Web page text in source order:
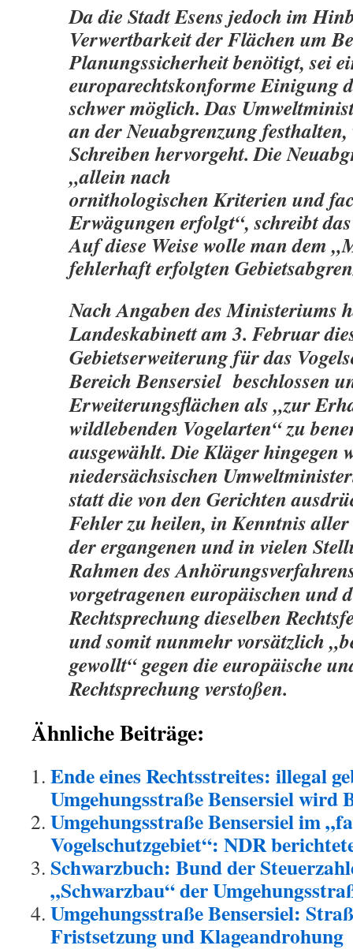
Da die Stadt Esens jedoch im
Verwertbarkeit der Flächen um
Planungssicherheit benötigt, sei
europarechtskonforme Einigung
schwer möglich. Das
an der Neuabgrenzung
Schreiben hervorgeht. Die
„allein nach
ornithologischen Kriterien und
Erwägungen erfolgt“, schreibt
Auf diese Weise wolle man dem
fehlerhaft erfolgten
Nach Angaben des Ministeriums
Landeskabinett am 3. Februar
Gebietserweiterung für das
Bereich Bensersiel beschlossen
Erweiterungsflächen als „zur
wildlebenden Vogelarten“ zu
ausgewählt. Die Kläger hingegen
niedersächsischen
statt die von den Gerichten
Fehler zu heilen, in Kenntnis
der ergangenen und in vielen
Rahmen des
vorgetragenen europäischen und
Rechtsprechung dieselben
und somit nunmehr vorsätzlich
gewollt“ gegen die europäische
Rechtsprechung verstoßen.
Ähnliche Beiträge:
Ende eines Rechtsstreites: illegal
Umgehungsstraße Bensersiel wird
Umgehungsstraße Bensersiel im
Vogelschutzgebiet“: NDR
Schwarzbuch: Bund der
„Schwarzbau“ der
Umgehungsstraße Bensersiel:
Fristsetzung und Klageandrohung